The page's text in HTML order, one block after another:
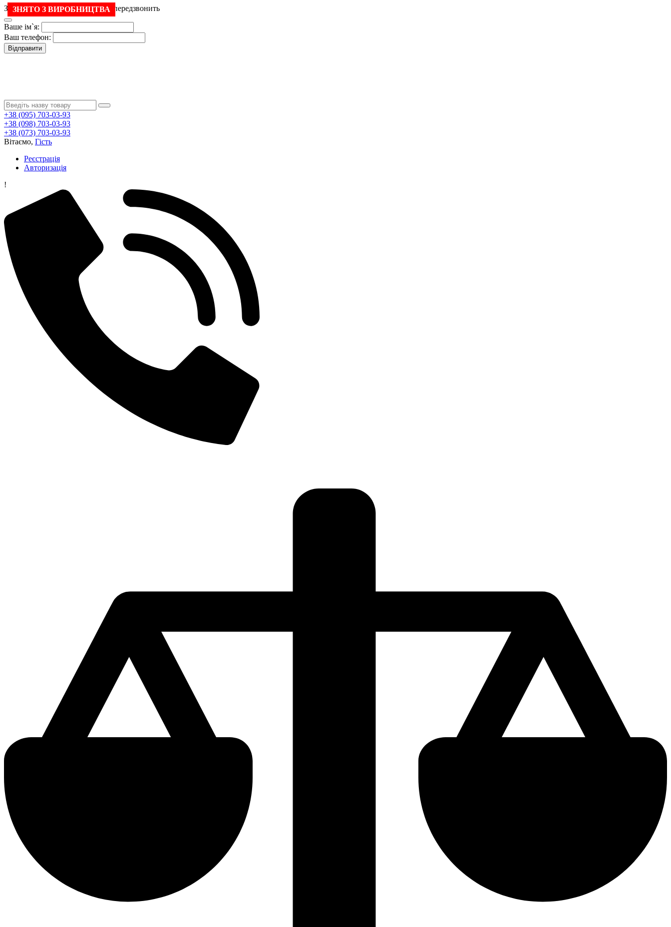
Залиште свій номер і менеджер передзвонить
Ваше ім`я:
Ваш телефон:
Відправити
+38 (095) 703-03-93
+38 (098) 703-03-93
+38 (073) 703-03-93
Вітаємо, Гість
Реєстрація
Авторизація
!
ЗНЯТО З ВИРОБНИЦТВА